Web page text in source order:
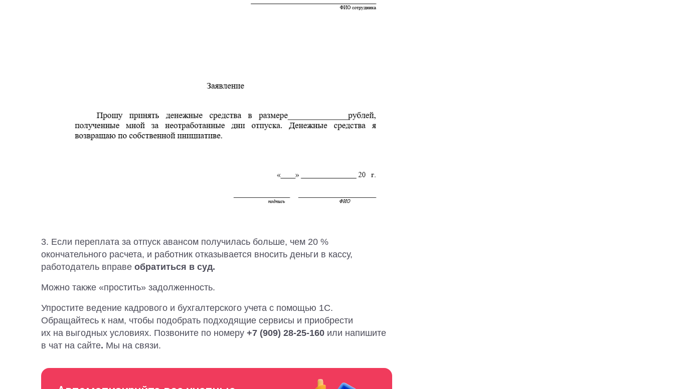
3. Если переплата за отпуск авансом получилась больше, чем 20 %
окончательного расчета, и работник отказывается вносить деньги в кассу,
работодатель вправе обратиться в суд.
Можно также «простить» задолженность.
Упростите ведение кадрового и бухгалтерского учета с помощью 1С.
Обращайтесь к нам, чтобы подобрать подходящие сервисы и приобрести
их на выгодных условиях. Позвоните по номеру +7 (909) 28-25-160 или напишите
в чат на сайте. Мы на связи.